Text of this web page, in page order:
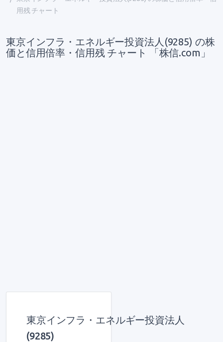
用残 チャート
東京インフラ・エネルギー投資法人(9285) の株
価と信用倍率・信用残 チャート 「株信.com」
東京インフラ・エネルギー投資法人
(9285)